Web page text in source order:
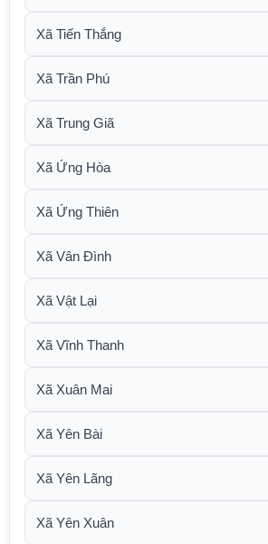
Xã Tiến Thắng
Xã Trần Phú
Xã Trung Giã
Xã Ứng Hòa
Xã Ứng Thiên
Xã Vân Đình
Xã Vật Lại
Xã Vĩnh Thanh
Xã Xuân Mai
Xã Yên Bài
Xã Yên Lãng
Xã Yên Xuân